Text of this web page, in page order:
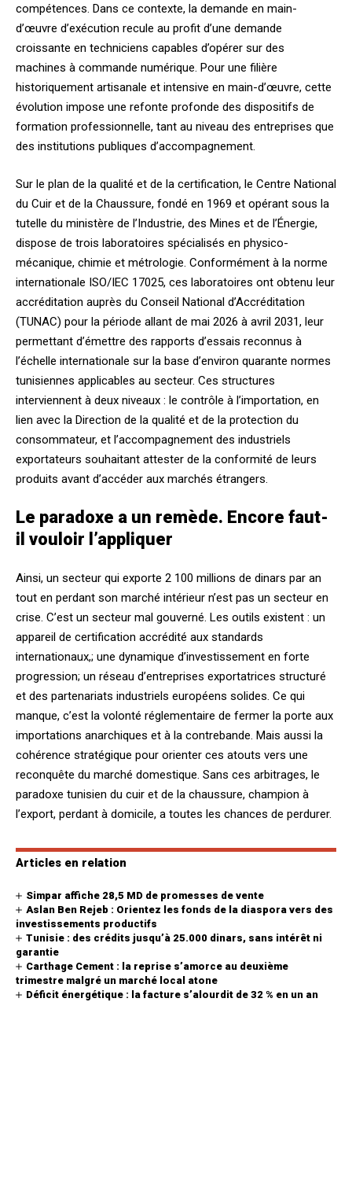
compétences. Dans ce contexte, la demande en main-
d’œuvre d’exécution recule au profit d’une demande
croissante en techniciens capables d’opérer sur des
machines à commande numérique. Pour une filière
historiquement artisanale et intensive en main-d’œuvre, cette
évolution impose une refonte profonde des dispositifs de
formation professionnelle, tant au niveau des entreprises que
des institutions publiques d’accompagnement.
Sur le plan de la qualité et de la certification, le Centre National
du Cuir et de la Chaussure, fondé en 1969 et opérant sous la
tutelle du ministère de l’Industrie, des Mines et de l’Énergie,
dispose de trois laboratoires spécialisés en physico-
mécanique, chimie et métrologie. Conformément à la norme
internationale ISO/IEC 17025, ces laboratoires ont obtenu leur
accréditation auprès du Conseil National d’Accréditation
(TUNAC) pour la période allant de mai 2026 à avril 2031, leur
permettant d’émettre des rapports d’essais reconnus à
l’échelle internationale sur la base d’environ quarante normes
tunisiennes applicables au secteur. Ces structures
interviennent à deux niveaux : le contrôle à l’importation, en
lien avec la Direction de la qualité et de la protection du
consommateur, et l’accompagnement des industriels
exportateurs souhaitant attester de la conformité de leurs
produits avant d’accéder aux marchés étrangers.
Le paradoxe a un remède. Encore faut-
il vouloir l’appliquer
Ainsi, un secteur qui exporte 2 100 millions de dinars par an
tout en perdant son marché intérieur n’est pas un secteur en
crise. C’est un secteur mal gouverné. Les outils existent : un
appareil de certification accrédité aux standards
internationaux,; une dynamique d’investissement en forte
progression; un réseau d’entreprises exportatrices structuré
et des partenariats industriels européens solides. Ce qui
manque, c’est la volonté réglementaire de fermer la porte aux
importations anarchiques et à la contrebande. Mais aussi la
cohérence stratégique pour orienter ces atouts vers une
reconquête du marché domestique. Sans ces arbitrages, le
paradoxe tunisien du cuir et de la chaussure, champion à
l’export, perdant à domicile, a toutes les chances de perdurer.
Articles en relation
Simpar affiche 28,5 MD de promesses de vente
Aslan Ben Rejeb : Orientez les fonds de la diaspora vers des
investissements productifs
Tunisie : des crédits jusqu’à 25.000 dinars, sans intérêt ni
garantie
Carthage Cement : la reprise s’amorce au deuxième
trimestre malgré un marché local atone
Déficit énergétique : la facture s’alourdit de 32 % en un an